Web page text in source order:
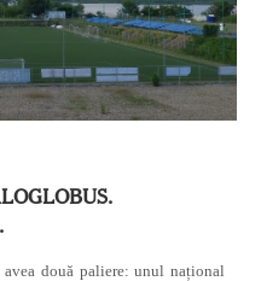
două paliere: unul național